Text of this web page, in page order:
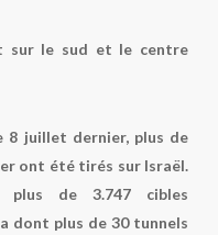
sur le sud et le centre
8 juillet dernier, plus de
ont été tirés sur Israël.
plus de 3.747 cibles
dont plus de 30 tunnels